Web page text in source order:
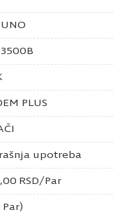
PLUS
upotreba
RSD/Par
Par)